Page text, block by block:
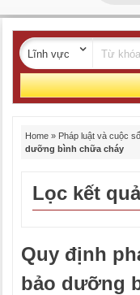
Home » Pháp luật và cuộc
dưỡng bình chữa cháy
Lọc kết quả
Quy định
bảo dưỡng